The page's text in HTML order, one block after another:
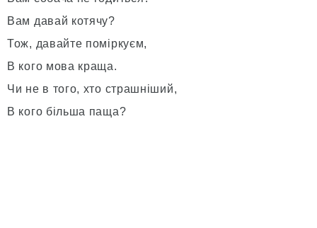
Вам давай котячу?
Тож, давайте поміркуєм,
В кого мова краща.
Чи не в того, хто страшніший,
В кого більша паща?